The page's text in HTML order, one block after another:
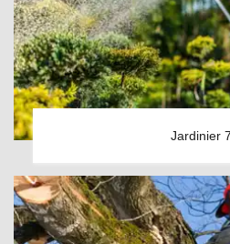
Jardinier